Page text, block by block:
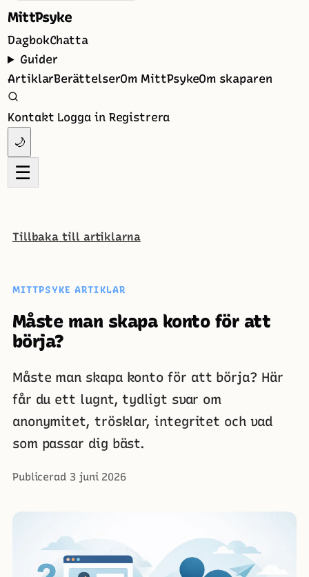
MittPsyke
DagbokChatta
Guider
ArtiklarBerättelserOm MittPsykeOm skaparen
Kontakt Logga in Registrera
🌙
☰
Tillbaka till artiklarna
MITTPSYKE ARTIKLAR
Måste man skapa konto för att
börja?
Måste man skapa konto för att börja? Här
får du ett lugnt, tydligt svar om
anonymitet, trösklar, integritet och vad
som passar dig bäst.
Publicerad 3 juni 2026